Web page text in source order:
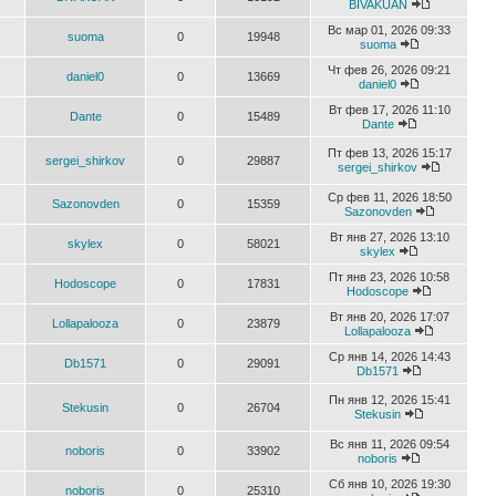
BIVAKUAN
suoma 0 19948
Вс мар 01, 2026 09:33
suoma
daniel0 0 13669
Чт фев 26, 2026 09:21
daniel0
Dante 0 15489
Вт фев 17, 2026 11:10
Dante
sergei_shirkov 0 29887
Пт фев 13, 2026 15:17
sergei_shirkov
Sazonovden 0 15359
Ср фев 11, 2026 18:50
Sazonovden
skylex 0 58021
Вт янв 27, 2026 13:10
skylex
Hodoscope 0 17831
Пт янв 23, 2026 10:58
Hodoscope
Lollapalooza 0 23879
Вт янв 20, 2026 17:07
Lollapalooza
Db1571 0 29091
Ср янв 14, 2026 14:43
Db1571
Stekusin 0 26704
Пн янв 12, 2026 15:41
Stekusin
noboris 0 33902
Вс янв 11, 2026 09:54
noboris
noboris 0 25310
Сб янв 10, 2026 19:30